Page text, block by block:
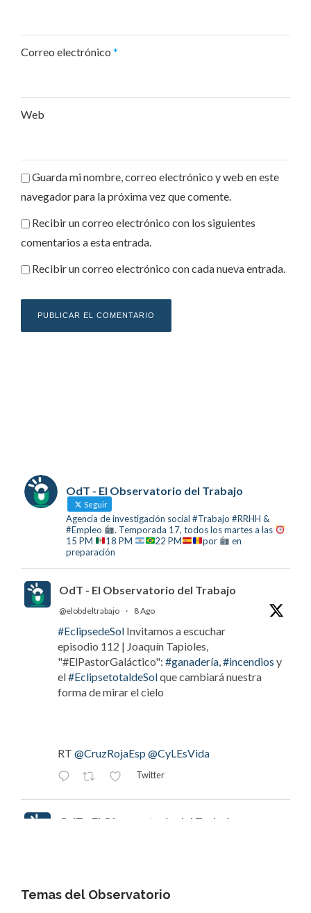
Correo electrónico *
Web
Guarda mi nombre, correo electrónico y web en este
navegador para la próxima vez que comente.
Recibir un correo electrónico con los siguientes
comentarios a esta entrada.
Recibir un correo electrónico con cada nueva entrada.
OdT - El Observatorio del Trabajo
Seguir
Agencia de investigación social #Trabajo #RRHH &
#Empleo
. Temporada 17, todos los martes a las
15 PM
18 PM 22 PM por
en
preparación
OdT - El Observatorio del Trabajo
@elobdeltrabajo · 8 Ago
#EclipsedeSol Invitamos a escuchar
episodio 112 | Joaquín Tapioles,
"#ElPastorGaláctico": #ganadería #incendios y
el#EclipsetotaldeSolque cambiará nuestra
forma de mirar el cielo
RT @CruzRojaEsp @CyLEsVida
Twitter
OdT - El Observatorio del Trabajo
"#ElPastorGaláctico": ganadería, incendios y el
Temas del Observatorio